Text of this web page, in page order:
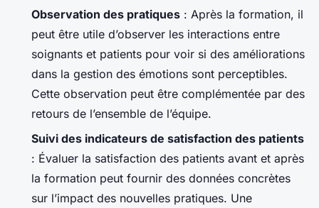
Observation des pratiques : Après la formation, il
peut être utile d’observer les interactions entre
soignants et patients pour voir si des améliorations
dans la gestion des émotions sont perceptibles.
Cette observation peut être complémentée par des
retours de l’ensemble de l’équipe.
Suivi des indicateurs de satisfaction des patients
: Évaluer la satisfaction des patients avant et après
la formation peut fournir des données concrètes
sur l’impact des nouvelles pratiques. Une